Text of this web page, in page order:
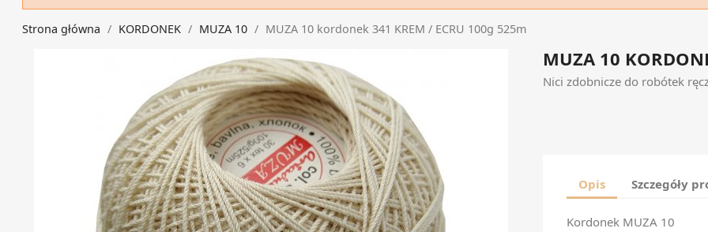
Strona główna KORDONEK MUZA 10 MUZA 10 kordonek 341 KREM / ECRU 100g 525m
MUZA 10
Nici zdobnicze do robótek
Opis Szczegóły
Kordonek MUZA 10